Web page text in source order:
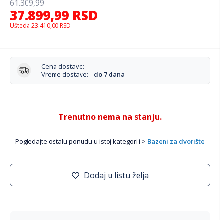
37.899,99 RSD
61.309,99
Ušteda 23.410,00 RSD
Cena dostave:
Vreme dostave:
do 7 dana
Trenutno nema na stanju.
Pogledajte ostalu ponudu u istoj kategoriji > Bazeni za dvorište
Dodaj u listu želja